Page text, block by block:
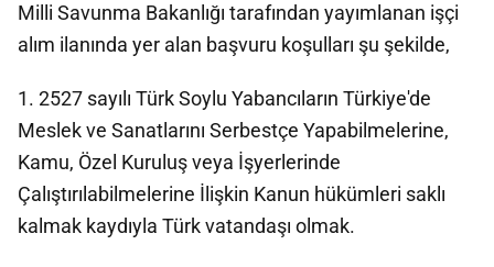
Milli Savunma Bakanlığı tarafından yayımlanan işçi
alım ilanında yer alan başvuru koşulları şu şekilde,
1. 2527 sayılı Türk Soylu Yabancıların Türkiye'de
Meslek ve Sanatlarını Serbestçe Yapabilmelerine,
Kamu, Özel Kuruluş veya İşyerlerinde
Çalıştırılabilmelerine İlişkin Kanun hükümleri saklı
kalmak kaydıyla Türk vatandaşı olmak.